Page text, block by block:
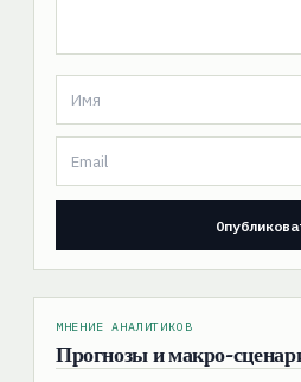
МНЕНИЕ АНАЛИТИКОВ
Прогнозы и макро-